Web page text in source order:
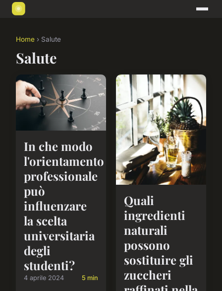
Home › Salute
Salute
In che modo
l'orientamento
professionale
può
influenzare
la scelta
universitaria
degli
studenti?
4 aprile 2024 5 min
Quali
ingredienti
naturali
possono
sostituire gli
zuccheri